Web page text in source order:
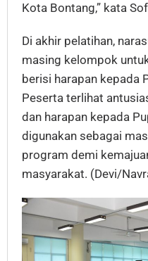
Kota Bontang,” kata
Di akhir pelatihan,
masing kelompok
berisi harapan kepada
Peserta terlihat
dan harapan kepada
digunakan sebagai
program demi
masyarakat. (Devi/